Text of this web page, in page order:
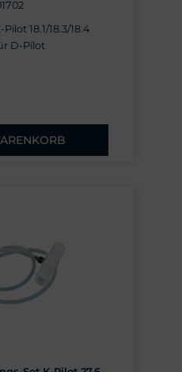
18.1/18.3/18.4
D-Pilot